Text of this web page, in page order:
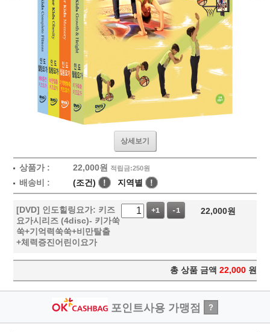
상세보기
상품가 : 22,000원 적립금:250원
배송비 : (조건) ! 지역별 !
[DVD] 인도힐링요가: 키즈
요가시리즈 (4disc)- 키가쑥
쑥+기억력쑥쑥+비만탈출
+체력증진어린이요가
+1 -1 22,000원
총 상품 금액 22,000 원
포인트사용 가맹점 ?